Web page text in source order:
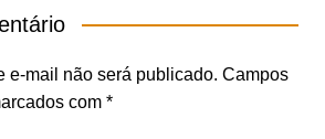
e-mail não será publicado. Campos
com *